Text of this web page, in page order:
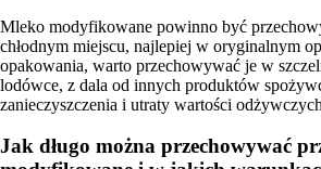
Mleko modyfikowane powinno być
chłodnym miejscu, najlepiej w oryginalnym
opakowania, warto przechowywać je w
lodówce, z dala od innych produktów
zanieczyszczenia i utraty wartości
Jak długo można przechowywać